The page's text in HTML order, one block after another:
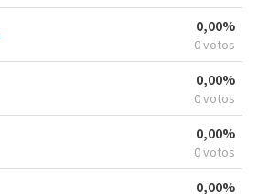
0,00%
0 votos
0,00%
0 votos
0,00%
0 votos
0,00%